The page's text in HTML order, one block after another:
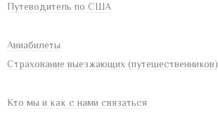
Путеводитель по США
Авиабилеты
Страхование выезжающих (путешественников)
Кто мы и как с нами связаться